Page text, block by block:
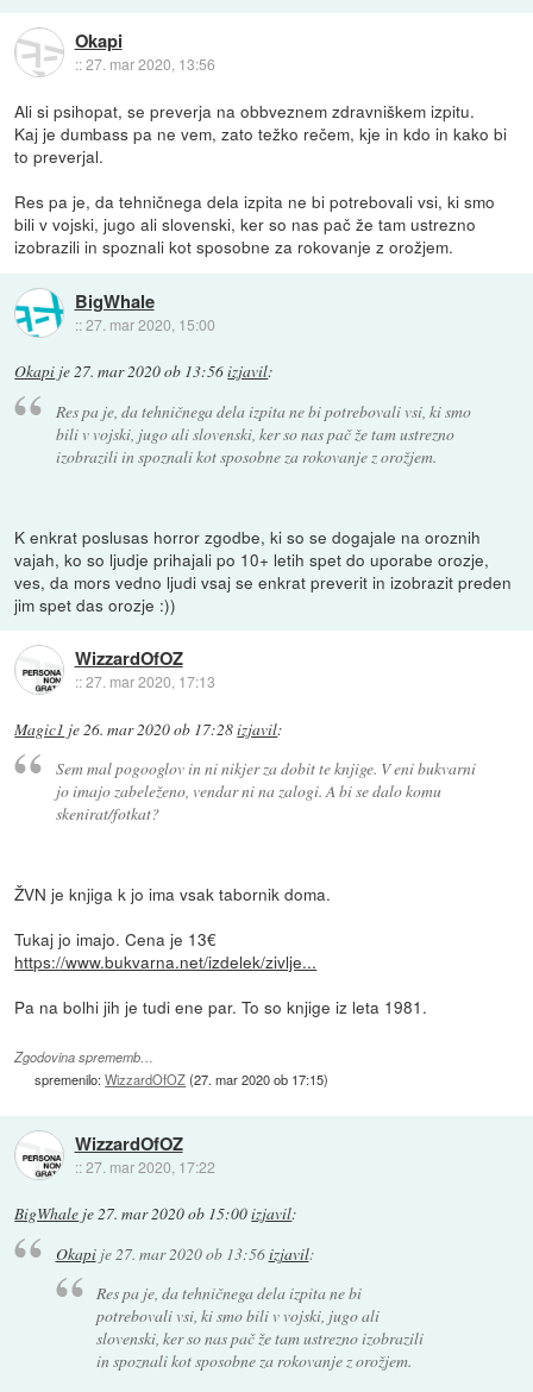
Okapi
::27. mar 2020, 13:56
Ali si psihopat, se preverja na obbveznem zdravniškem izpitu.
Kaj je dumbass pa ne vem, zato težko rečem, kje in kdo in kako bi
to preverjal.
Res pa je, da tehničnega dela izpita ne bi potrebovali vsi, ki smo
bili v vojski, jugo ali slovenski, ker so nas pač že tam ustrezno
izobrazili in spoznali kot sposobne za rokovanje z orožjem.
BigWhale
::27. mar 2020, 15:00
Okapi je27. mar 2020 ob 13:56izjavil:
Res pa je, da tehničnega dela izpita ne bi potrebovali vsi, ki smo
bili v vojski, jugo ali slovenski, ker so nas pač že tam ustrezno
izobrazili in spoznali kot sposobne za rokovanje z orožjem.
K enkrat poslusas horror zgodbe, ki so se dogajale na oroznih
vajah, ko so ljudje prihajali po 10+ letih spet do uporabe orozje,
ves, da mors vedno ljudi vsaj se enkrat preverit in izobrazit preden
jim spet das orozje :))
WizzardOfOZ
::27. mar 2020, 17:13
Magic1 je26. mar 2020 ob 17:28izjavil:
Sem mal pogooglov in ni nikjer za dobit te knjige. V eni bukvarni
jo imajo zabeleženo, vendar ni na zalogi. A bi se dalo komu
skenirat/fotkat?
ŽVN je knjiga k jo ima vsak tabornik doma.
Tukaj jo imajo. Cena je 13€
https://www.bukvarna.net/izdelek/zivlje...
Pa na bolhi jih je tudi ene par. To so knjige iz leta 1981.
Zgodovina sprememb…
spremenilo:WizzardOfOZ(27. mar 2020 ob 17:15)
WizzardOfOZ
::27. mar 2020, 17:22
BigWhale je27. mar 2020 ob 15:00izjavil:
Okapije27. mar 2020 ob 13:56izjavil:
Res pa je, da tehničnega dela izpita ne bi
potrebovali vsi, ki smo bili v vojski, jugo ali
slovenski, ker so nas pač že tam ustrezno izobrazili
in spoznali kot sposobne za rokovanje z orožjem.